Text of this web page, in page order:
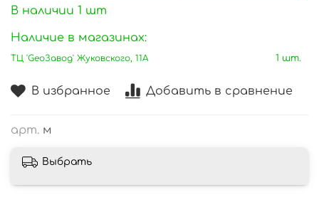
В избранное Добавить в сравнение
арт. м
В наличии 1 шт
Наличие в магазинах:
ТЦ 'GeoЗавод' Жуковского, 11А 1 шт.
Выбрать